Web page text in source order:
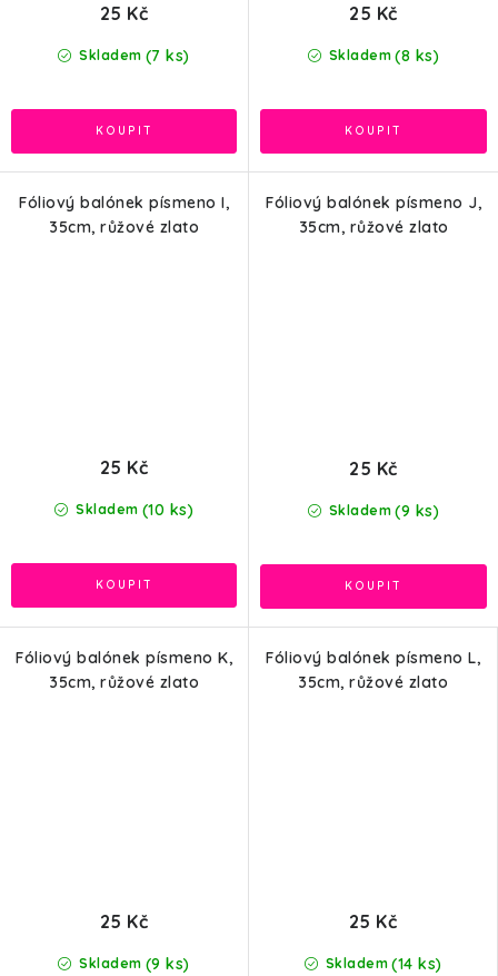
Skladem (7 ks)
25 Kč
Skladem (8 ks)
25 Kč
Fóliový balónek písmeno I,
35cm, růžové zlato
Skladem (10 ks)
25 Kč
Fóliový balónek písmeno J,
35cm, růžové zlato
Skladem (9 ks)
25 Kč
Fóliový balónek písmeno K,
35cm, růžové zlato
Skladem (9 ks)
25 Kč
Fóliový balónek písmeno L,
35cm, růžové zlato
Skladem (14 ks)
25 Kč